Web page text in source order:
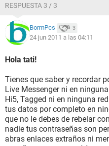
RESPUESTA 3 / 3
BormPcs 3
24 jun 2011 a las 04:11
Hola tati!
Tienes que saber y recordar
Live Messenger ni en
Hi5, Tagged ni en ninguna
tus datos por completo en
que no le debes de rebelar
nadie tus contraseñas son
abras enlaces extraños ni